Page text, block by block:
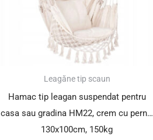
Leagăne tip scaun
Hamac tip leagan suspendat pentru
casa sau gradina HM22, crem cu perne,
130x100cm, 150kg